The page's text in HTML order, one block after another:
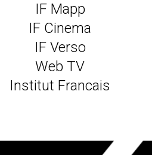
IF Mapp
IF Cinema
IF Verso
Web TV
Institut Francais